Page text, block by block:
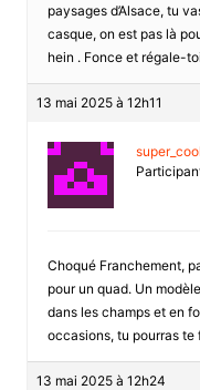
paysages d’Alsace, tu
casque, on est pas là
hein . Fonce et régale-toi
13 mai 2025 à 12h11
Choqué Franchement,
pour un quad. Un
dans les champs et en
occasions, tu pourras te
13 mai 2025 à 12h24